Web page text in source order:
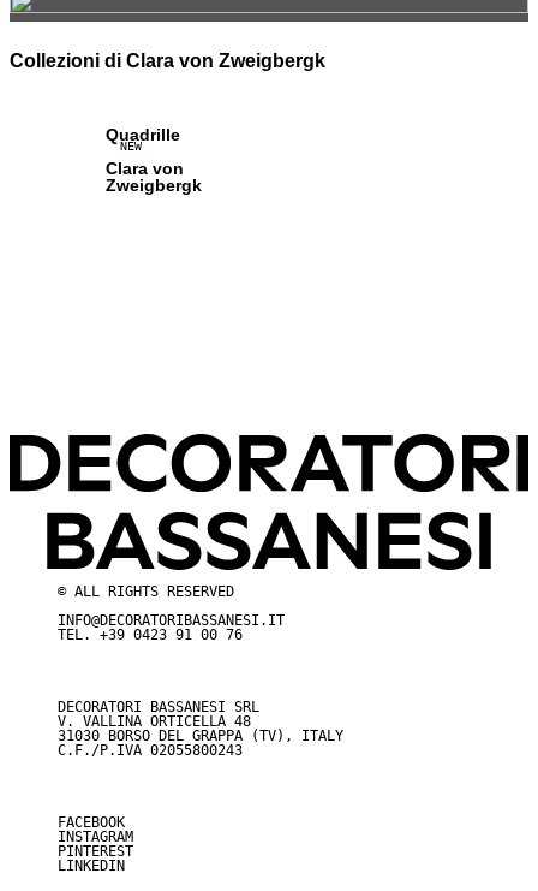
Collezioni di Clara von Zweigbergk
NEW
Quadrille
Clara von
Zweigbergk
© ALL RIGHTS RESERVED
INFO@DECORATORIBASSANESI.IT
TEL. +39 0423 91 00 76
DECORATORI BASSANESI SRL
V. VALLINA ORTICELLA 48
31030 BORSO DEL GRAPPA (TV), ITALY
C.F./P.IVA 02055800243
FACEBOOK
INSTAGRAM
PINTEREST
LINKEDIN